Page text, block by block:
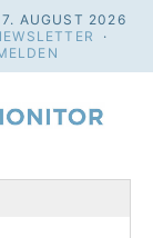
7. AUGUST 2026
·